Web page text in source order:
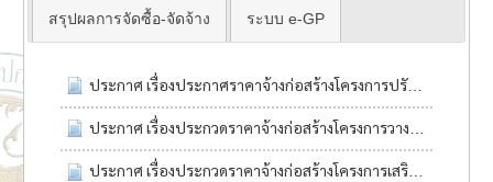
สรุปผลการจัดซื้อ-จัดจ้าง ระบบ e-GP
ประกาศ เรื่องประกาศราคาจ้างก่อสร้างโครงการปรับปรุงถนนคสล.พร้อมรางระบายน้ำคสล.สองข้างทางบ้านสี่เหลี่ยมเจริญ หมู่10
ประกาศ เรื่องประกวดราคาจ้างก่อสร้างโครงการวางท่อระบายน้ำคสล.พร้อมขยายถนนคสล.บ้านสี่เหลี่ยมน้อย หมู่9
ประกาศ เรื่องประกวดราคาจ้างก่อสร้างโครงการเสริมผิวแอสฟัลท์ติกคอนกรีต รหัสทางหลวงท้องถิ่น บร.ถ.182-07 สายทาง(สามแยกถนน226 โรงเรียนจตุราษฏร์พิทยาคม-บ้านหนองผักโพด) หมู่4